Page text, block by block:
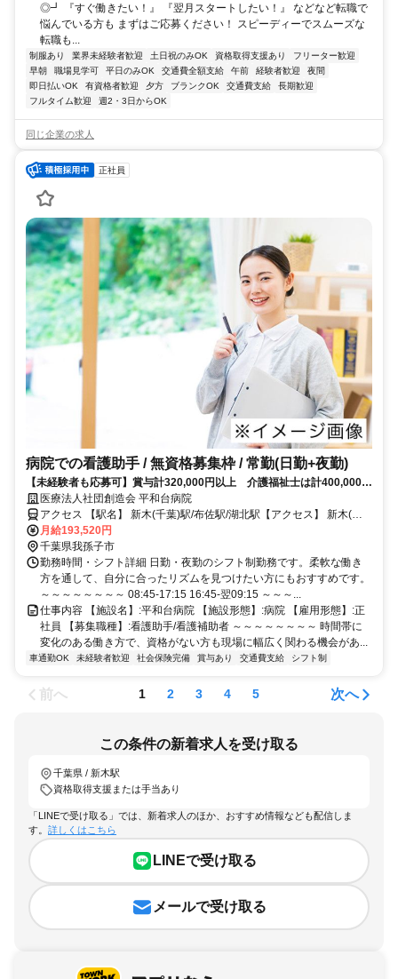
◎┛ 『すぐ働きたい！』 『翌月スタートしたい！』 などなど転職で
悩んでいる方も まずはご応募ください！ スピーディーでスムーズな
転職も...
制服あり 業界未経験者歓迎 土日祝のみOK 資格取得支援あり
フリーター歓迎
早朝
職場見学可 平日のみOK 交通費全額支給 午前 経験者歓迎
夜間
即日払いOK
有資格者歓迎 夕方 ブランクOK 交通費支給
長期歓迎
フルタイム歓迎
週2・3日からOK
同じ企業の求人
正社員
病院での看護助手 / 無資格募集枠 / 常勤(日勤+夜勤)
【未経験者も応募可】賞与計320,000円以上 介護福祉士は計400,000円
以上！
医療法人社団創造会 平和台病院
アクセス 【駅名】 新木(千葉)駅/布佐駅/湖北駅【アクセス】 新木(千
葉)駅から徒歩13分
月給193,520円
千葉県我孫子市
勤務時間・シフト詳細 日勤・夜勤のシフト制勤務です。柔軟な働き
方を通して、自分に合ったリズムを見つけたい方にもおすすめです。
～～～～～～～～ 08:45-17:15 16:45-翌09:15 ～～～...
仕事内容 【施設名】:平和台病院 【施設形態】:病院 【雇用形態】:正
社員 【募集職種】:看護助手/看護補助者 ～～～～～～～～ 時間帯に
変化のある働き方で、資格がない方も現場に幅広く関わる機会があ...
車通勤OK 未経験者歓迎 社会保険完備 賞与あり 交通費支給 シフト制
前へ 1 2 3 4 5 次へ
この条件の新着求人を受け取る
千葉県 / 新木駅
資格取得支援または手当あり
「LINEで受け取る」では、新着求人のほか、おすすめ情報なども配信しま
す。 詳しくはこちら
LINEで受け取る
メールで受け取る